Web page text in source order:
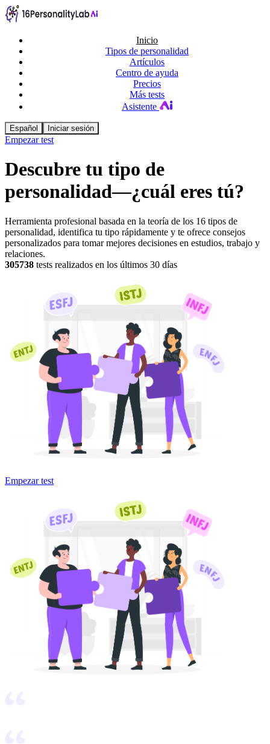
Inicio
Tipos de personalidad
Artículos
Centro de ayuda
Precios
Más tests
Asistente
Español Iniciar sesión
Empezar test
Descubre tu tipo de
personalidad—¿cuál eres tú?
Herramienta profesional basada en la teoría de los 16 tipos de
personalidad, identifica tu tipo rápidamente y te ofrece consejos
personalizados para tomar mejores decisiones en estudios, trabajo y
relaciones.
305738 tests realizados en los últimos 30 días
Empezar test